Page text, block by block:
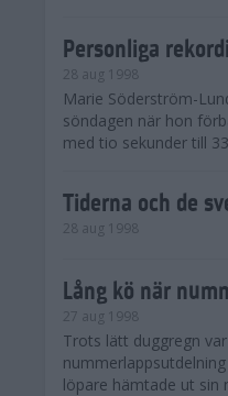
Personliga
28 aug 1998
Marie Söderström-
söndagen när hon
med tio sekunder till
Tiderna och de
28 aug 1998
Lång kö när
27 aug 1998
Trots lätt duggregn
löpare hämtade ut sin